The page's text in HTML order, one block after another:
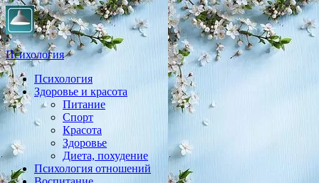
Психология
Практическая психология, личностный рост, экология,
здоровье, воспитание,
Психология
Здоровье и красота
Питание
Спорт
Красота
Здоровье
Диета, похудение
Психология отношений